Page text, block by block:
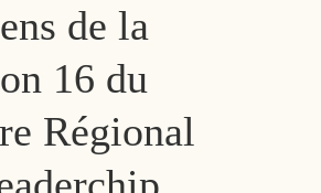
de la
16 du
Régional